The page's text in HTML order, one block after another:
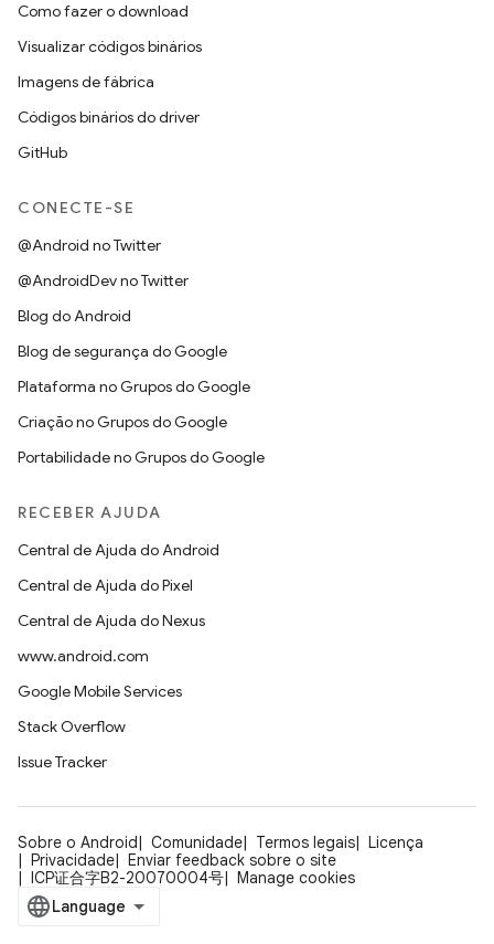
Como fazer o download
Visualizar códigos binários
Imagens de fábrica
Códigos binários do driver
GitHub
CONECTE-SE
@Android no Twitter
@AndroidDev no Twitter
Blog do Android
Blog de segurança do Google
Plataforma no Grupos do Google
Criação no Grupos do Google
Portabilidade no Grupos do Google
RECEBER AJUDA
Central de Ajuda do Android
Central de Ajuda do Pixel
Central de Ajuda do Nexus
www.android.com
Google Mobile Services
Stack Overflow
Issue Tracker
Sobre o Android Comunidade Termos legais
Licença
Privacidade
Enviar feedback sobre o site
ICP证合字B2-20070004号
Manage cookies